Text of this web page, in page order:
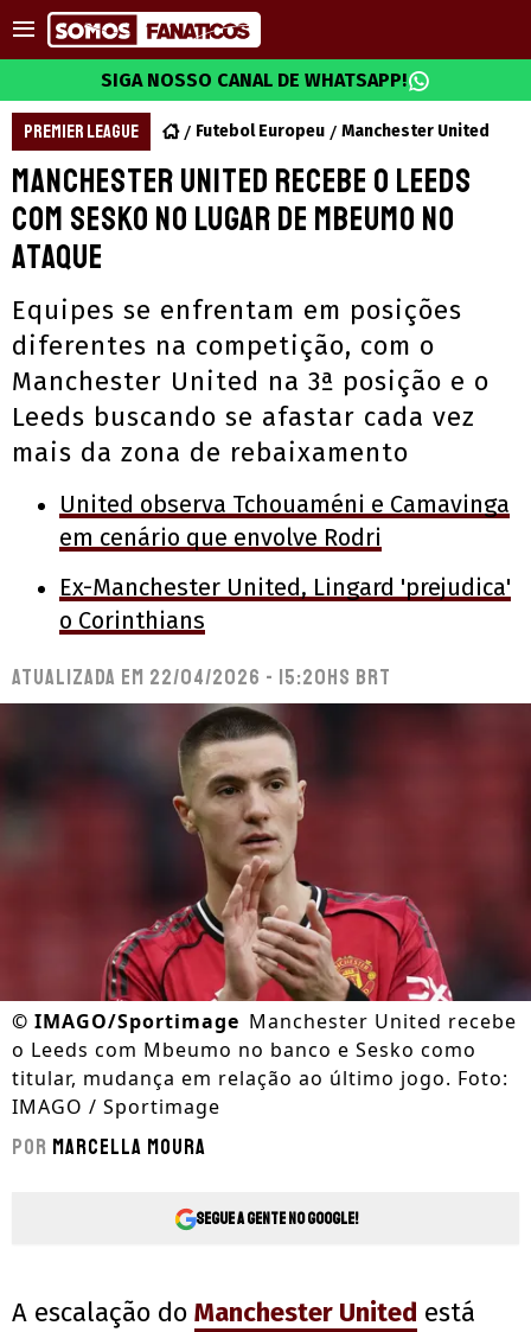
SIGA NOSSO CANAL DE WHATSAPP!
PREMIER LEAGUE Futebol Europeu Manchester United
Manchester United recebe o Leeds
com Sesko no lugar de Mbeumo no
ataque
Equipes se enfrentam em posições
diferentes na competição, com o
Manchester United na 3ª posição e o
Leeds buscando se afastar cada vez
mais da zona de rebaixamento
United observa Tchouaméni e Camavinga
em cenário que envolve Rodri
Ex-Manchester United, Lingard 'prejudica'
o Corinthians
Atualizada em 22/04/2026 - 15:20hs BRT
© IMAGO/Sportimage Manchester United recebe
o Leeds com Mbeumo no banco e Sesko como
titular, mudança em relação ao último jogo. Foto:
IMAGO / Sportimage
Por Marcella Moura
Segue a gente no Google!
A escalação do Manchester United está